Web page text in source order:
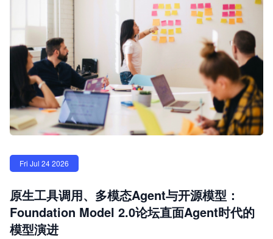
Fri Jul 24 2026
原生工具调用、多模态Agent与开源模型：
Foundation Model 2.0论坛直面Agent时代的
模型演进